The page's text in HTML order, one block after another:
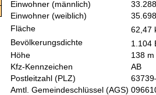
Einwohner (männlich)
33.288
Einwohner (weiblich)
35.698
Fläche
62,47
Bevölkerungsdichte
1.104
Höhe
138
Kfz-Kennzeichen
AB
Postleitzahl (PLZ)
Amtl. Gemeindeschlüssel (AGS)